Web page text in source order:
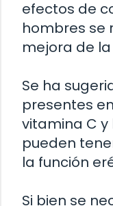
efectos de
hombres se
mejora de
Se ha
presentes
vitamina C
pueden
la función
Si bien se